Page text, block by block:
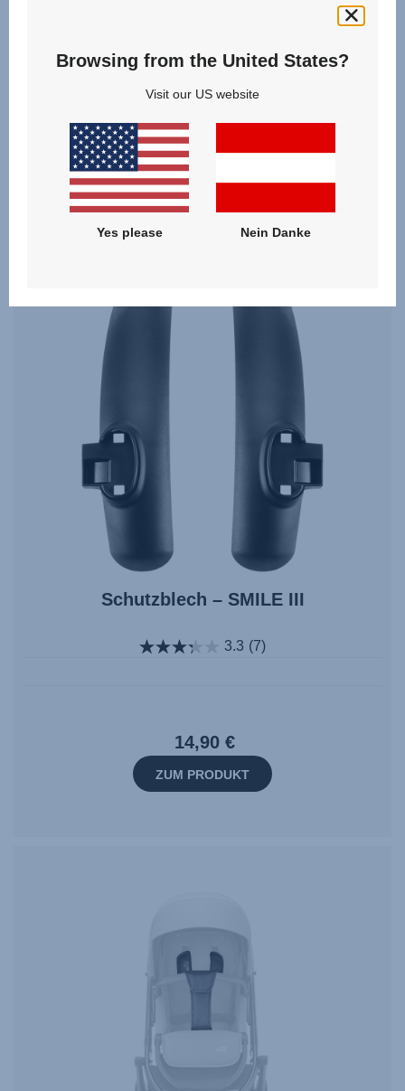
14,90 €
ZUM PRODUKT
Schutzblech – SMILE III
3.3 (7)
14,90 €
ZUM PRODUKT
Browsing from the United States?
Visit our US website
Yes please Nein Danke